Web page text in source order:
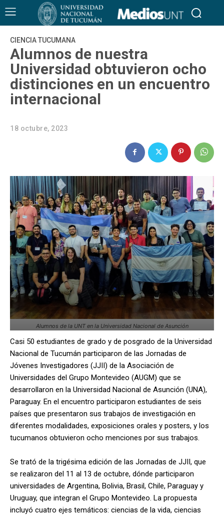
CIENCIA TUCUMANA
Alumnos de nuestra
Universidad obtuvieron ocho
distinciones en un encuentro
internacional
18 octubre, 2023
Alumnos de la UNT en la Universidad Nacional de Asunción
Casi 50 estudiantes de grado y de posgrado de la Universidad
Nacional de Tucumán participaron de las Jornadas de
Jóvenes Investigadores (JJII) de la Asociación de
Universidades del Grupo Montevideo (AUGM) que se
desarrollaron en la Universidad Nacional de Asunción (UNA),
Paraguay. En el encuentro participaron estudiantes de seis
países que presentaron sus trabajos de investigación en
diferentes modalidades, exposiciones orales y posters, y los
tucumanos obtuvieron ocho menciones por sus trabajos.
Se trató de la trigésima edición de las Jornadas de JJII, que
se realizaron del 11 al 13 de octubre, dónde participaron
universidades de Argentina, Bolivia, Brasil, Chile, Paraguay y
Uruguay, que integran el Grupo Montevideo. La propuesta
incluyó cuatro ejes temáticos: ciencias de la vida, ciencias